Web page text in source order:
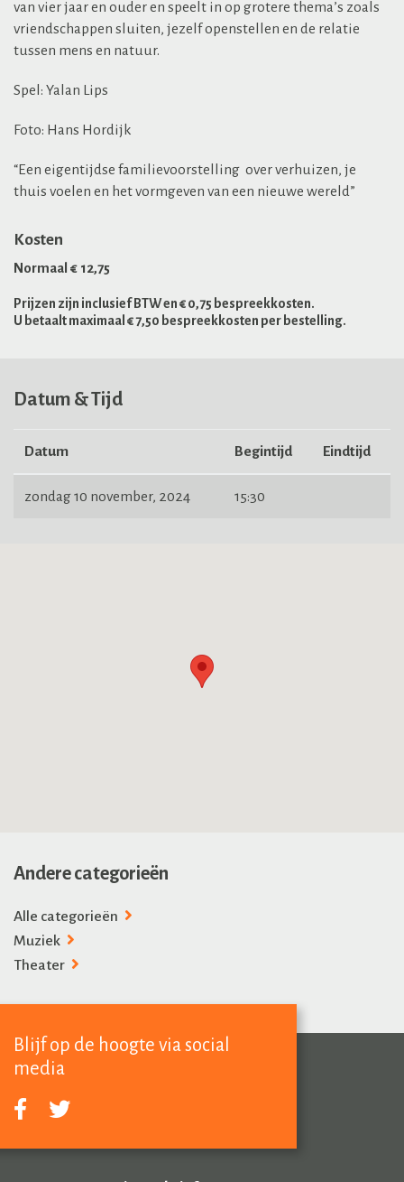
van vier jaar en ouder en speelt in op grotere thema’s zoals
vriendschappen sluiten, jezelf openstellen en de relatie
tussen mens en natuur.
Spel: Yalan Lips
Foto: Hans Hordijk
“Een eigentijdse familievoorstelling over verhuizen, je
thuis voelen en het vormgeven van een nieuwe wereld”
Kosten
Normaal € 12,75
Prijzen zijn inclusief BTW en € 0,75 bespreekkosten.
U betaalt maximaal € 7,50 bespreekkosten per bestelling.
Datum & Tijd
Datum Begintijd Eindtijd
zondag 10 november, 2024 15:30
Andere categorieën
Alle categorieën
Muziek
Theater
Blijf op de hoogte via social
media